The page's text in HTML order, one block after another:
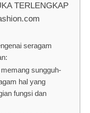
TERLENGKAP
seragam
sungguh-
hal yang
fungsi dan